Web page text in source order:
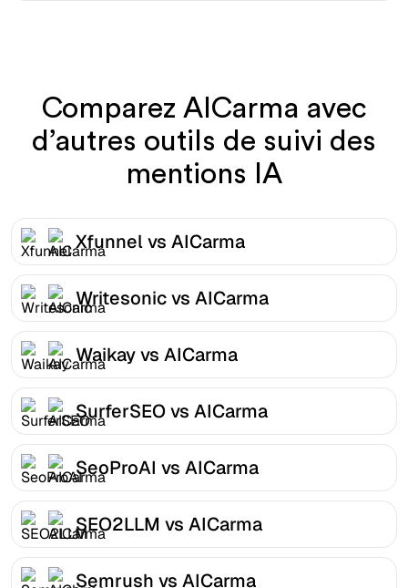
Comparez AICarma avec
d’autres outils de suivi des
mentions IA
Xfunnel vs AICarma
Writesonic vs AICarma
Waikay vs AICarma
SurferSEO vs AICarma
SeoProAI vs AICarma
SEO2LLM vs AICarma
Semrush vs AICarma